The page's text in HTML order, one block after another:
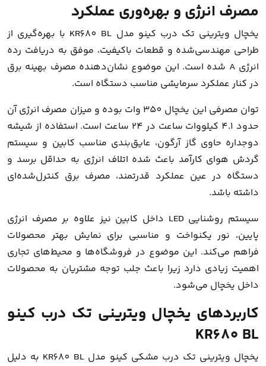
مصرف انرژی و بهره‌وری عملکرد
یخچال ویترینی تک درب کینو مدل KR680 BL با بهره‌گیری از
طراحی مهندسی‌شده و قطعات باکیفیت، موفق به دریافت رده
انرژی A شده است. این موضوع نشان‌دهنده مصرف بهینه برق
در کنار عملکرد سرمایشی مناسب دستگاه است.
توان مصرفی این یخچال 350 وات بوده و میزان مصرف انرژی آن
حدود 4.1 کیلووات ساعت در 24 ساعت است. استفاده از شیشه
دوجداره حاوی گاز آرگون، عایق‌بندی مناسب کابین و سیستم
گردش هوای کارآمد باعث شده اتلاف انرژی به حداقل برسد و
دستگاه در عین عملکرد قدرتمند، مصرف برق کنترل‌شده‌ای
داشته باشد.
سیستم روشنایی LED داخل کابین نیز علاوه بر مصرف انرژی
پایین، نور یکنواخت و مناسبی برای نمایش بهتر محصولات
فراهم می‌کند. این موضوع در فروشگاه‌ها و محیط‌های تجاری
اهمیت زیادی دارد زیرا باعث جلب توجه مشتریان به محصولات
داخل یخچال می‌شود.
کاربردهای یخچال ویترینی تک درب کینو
KR680 BL
یخچال ویترینی تک درب مشکی کینو مدل KR680 BL به دلیل